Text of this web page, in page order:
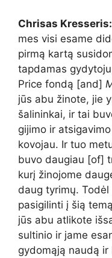
Chrisas Kresseris:
mes visi esame
pirmą kartą
tapdamas
Price fondą [and]
jūs abu žinote, jie
šalininkai, ir tai
gijimo ir
kovojau. Ir tuo
buvo daugiau [of]
kurį žinojome
daug tyrimų.
pasigilinti į šią
jūs abu atlikote
sultinio ir jame
gydomąją naudą